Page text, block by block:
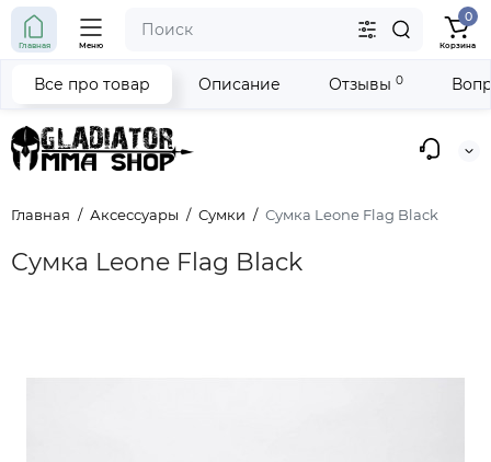
Главная Меню
0
Корзина
Главная Аксессуары Сумки Сумка Leone Flag Black
Сумка Leone Flag Black
Все про товар Описание Отзывы 0